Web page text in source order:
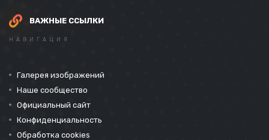
ВАЖНЫЕ ССЫЛКИ
НАВИГАЦИЯ
Галерея изображений
Наше сообщество
Официальный сайт
Конфиденциальность
Обработка cookies